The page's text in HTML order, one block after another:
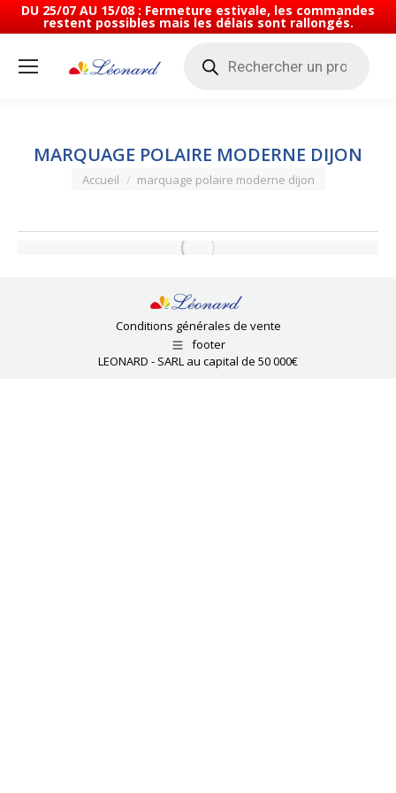
DU 25/07 AU 15/08 : Fermeture estivale, les commandes
restent possibles mais les délais sont rallongés.
produits
MARQUAGE POLAIRE MODERNE DIJON
Vous êtes ici :
Accueil marquage polaire moderne dijon
Conditions générales de vente
footer
LEONARD - SARL au capital de 50 000€